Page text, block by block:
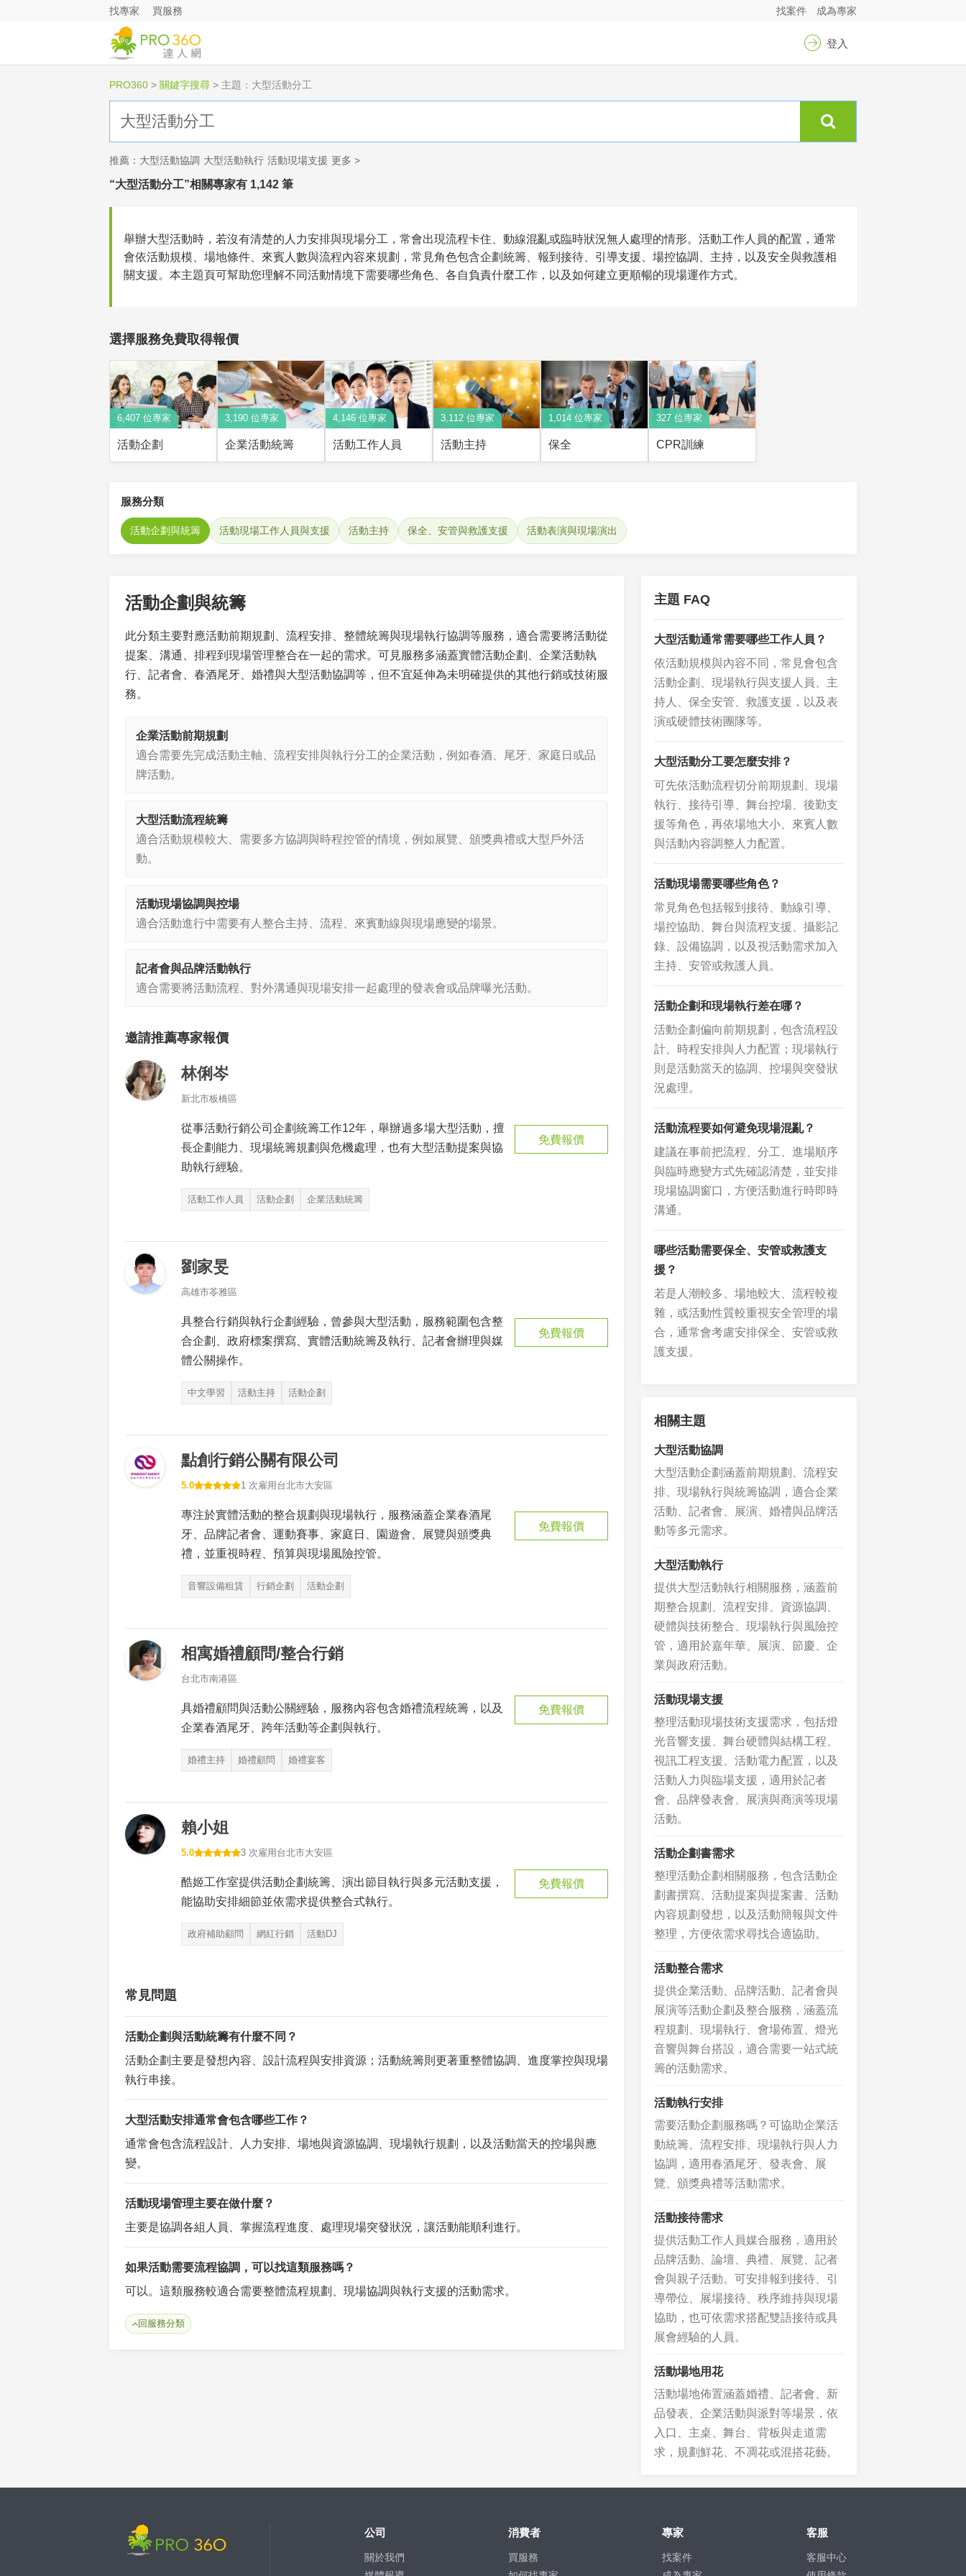
找專家 買服務 成為專家
找案件
登入
PRO360 > 關鍵字搜尋 > 主題：大型活動分工
推薦： 大型活動協調 大型活動執行 活動現場支援 更多 >
“大型活動分工”相關專家有 1,142 筆
舉辦大型活動時，若沒有清楚的人力安排與現場分工，常會出現流程卡住、動線混亂或臨時狀況無人處理的情形。活動工作人員的配置，通常
會依活動規模、場地條件、來賓人數與流程內容來規劃，常見角色包含企劃統籌、報到接待、引導支援、場控協調、主持，以及安全與救護相
關支援。本主題頁可幫助您理解不同活動情境下需要哪些角色、各自負責什麼工作，以及如何建立更順暢的現場運作方式。
選擇服務免費取得報價
6,407 位專家
活動企劃
3,190 位專家
企業活動統籌
4,146 位專家
活動工作人員
3,112 位專家
活動主持
1,014 位專家
保全
327 位專家
CPR訓練
服務分類
活動企劃與統籌 活動現場工作人員與支援 活動主持 保全、安管與救護支援 活動表演與現場演出
活動企劃與統籌
此分類主要對應活動前期規劃、流程安排、整體統籌與現場執行協調等服務，適合需要將活動從
提案、溝通、排程到現場管理整合在一起的需求。可見服務多涵蓋實體活動企劃、企業活動執
行、記者會、春酒尾牙、婚禮與大型活動協調等，但不宜延伸為未明確提供的其他行銷或技術服
務。
企業活動前期規劃
適合需要先完成活動主軸、流程安排與執行分工的企業活動，例如春酒、尾牙、家庭日或品
牌活動。
大型活動流程統籌
適合活動規模較大、需要多方協調與時程控管的情境，例如展覽、頒獎典禮或大型戶外活
動。
活動現場協調與控場
適合活動進行中需要有人整合主持、流程、來賓動線與現場應變的場景。
記者會與品牌活動執行
適合需要將活動流程、對外溝通與現場安排一起處理的發表會或品牌曝光活動。
邀請推薦專家報價
林俐岑
新北市板橋區
從事活動行銷公司企劃統籌工作12年，舉辦過多場大型活動，擅
長企劃能力、現場統籌規劃與危機處理，也有大型活動提案與協
助執行經驗。
活動工作人員 活動企劃 企業活動統籌
免費報價
劉家旻
高雄市苓雅區
具整合行銷與執行企劃經驗，曾參與大型活動，服務範圍包含整
合企劃、政府標案撰寫、實體活動統籌及執行、記者會辦理與媒
體公關操作。
中文學習 活動主持 活動企劃
免費報價
點創行銷公關有限公司
5.0 1 次雇用 台北市大安區
專注於實體活動的整合規劃與現場執行，服務涵蓋企業春酒尾
牙、品牌記者會、運動賽事、家庭日、園遊會、展覽與頒獎典
禮，並重視時程、預算與現場風險控管。
音響設備租賃 行銷企劃 活動企劃
免費報價
相寓婚禮顧問/整合行銷
台北市南港區
具婚禮顧問與活動公關經驗，服務內容包含婚禮流程統籌，以及
企業春酒尾牙、跨年活動等企劃與執行。
婚禮主持 婚禮顧問 婚禮宴客
免費報價
賴小姐
5.0 3 次雇用 台北市大安區
酷姬工作室提供活動企劃統籌、演出節目執行與多元活動支援，
能協助安排細節並依需求提供整合式執行。
政府補助顧問 網紅行銷 活動DJ
免費報價
常見問題
活動企劃與活動統籌有什麼不同？
活動企劃主要是發想內容、設計流程與安排資源；活動統籌則更著重整體協調、進度掌控與現場
執行串接。
大型活動安排通常會包含哪些工作？
通常會包含流程設計、人力安排、場地與資源協調、現場執行規劃，以及活動當天的控場與應
變。
活動現場管理主要在做什麼？
主要是協調各組人員、掌握流程進度、處理現場突發狀況，讓活動能順利進行。
如果活動需要流程協調，可以找這類服務嗎？
可以。這類服務較適合需要整體流程規劃、現場協調與執行支援的活動需求。
回服務分類
主題 FAQ
大型活動通常需要哪些工作人員？
依活動規模與內容不同，常見會包含
活動企劃、現場執行與支援人員、主
持人、保全安管、救護支援，以及表
演或硬體技術團隊等。
大型活動分工要怎麼安排？
可先依活動流程切分前期規劃、現場
執行、接待引導、舞台控場、後勤支
援等角色，再依場地大小、來賓人數
與活動內容調整人力配置。
活動現場需要哪些角色？
常見角色包括報到接待、動線引導、
場控協助、舞台與流程支援、攝影記
錄、設備協調，以及視活動需求加入
主持、安管或救護人員。
活動企劃和現場執行差在哪？
活動企劃偏向前期規劃，包含流程設
計、時程安排與人力配置；現場執行
則是活動當天的協調、控場與突發狀
況處理。
活動流程要如何避免現場混亂？
建議在事前把流程、分工、進場順序
與臨時應變方式先確認清楚，並安排
現場協調窗口，方便活動進行時即時
溝通。
哪些活動需要保全、安管或救護支
援？
若是人潮較多、場地較大、流程較複
雜，或活動性質較重視安全管理的場
合，通常會考慮安排保全、安管或救
護支援。
相關主題
大型活動協調
大型活動企劃涵蓋前期規劃、流程安
排、現場執行與統籌協調，適合企業
活動、記者會、展演、婚禮與品牌活
動等多元需求。
大型活動執行
提供大型活動執行相關服務，涵蓋前
期整合規劃、流程安排、資源協調、
硬體與技術整合、現場執行與風險控
管，適用於嘉年華、展演、節慶、企
業與政府活動。
活動現場支援
整理活動現場技術支援需求，包括燈
光音響支援、舞台硬體與結構工程、
視訊工程支援、活動電力配置，以及
活動人力與臨場支援，適用於記者
會、品牌發表會、展演與商演等現場
活動。
活動企劃書需求
整理活動企劃相關服務，包含活動企
劃書撰寫、活動提案與提案書、活動
內容規劃發想，以及活動簡報與文件
整理，方便依需求尋找合適協助。
活動整合需求
提供企業活動、品牌活動、記者會與
展演等活動企劃及整合服務，涵蓋流
程規劃、現場執行、會場佈置、燈光
音響與舞台搭設，適合需要一站式統
籌的活動需求。
活動執行安排
需要活動企劃服務嗎？可協助企業活
動統籌、流程安排、現場執行與人力
協調，適用春酒尾牙、發表會、展
覽、頒獎典禮等活動需求。
活動接待需求
提供活動工作人員媒合服務，適用於
品牌活動、論壇、典禮、展覽、記者
會與親子活動。可安排報到接待、引
導帶位、展場接待、秩序維持與現場
協助，也可依需求搭配雙語接待或具
展會經驗的人員。
活動場地用花
活動場地佈置涵蓋婚禮、記者會、新
品發表、企業活動與派對等場景，依
入口、主桌、舞台、背板與走道需
求，規劃鮮花、不凋花或混搭花藝。
公司
關於我們
消費者
買服務
專家
找案件
客服
客服中心